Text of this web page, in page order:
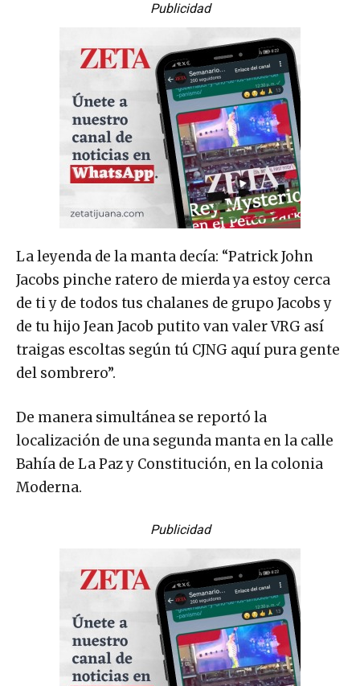
Publicidad
La leyenda de la manta decía: “Patrick John
Jacobs pinche ratero de mierda ya estoy cerca
de ti y de todos tus chalanes de grupo Jacobs y
de tu hijo Jean Jacob putito van valer VRG así
traigas escoltas según tú CJNG aquí pura gente
del sombrero”.
De manera simultánea se reportó la
localización de una segunda manta en la calle
Bahía de La Paz y Constitución, en la colonia
Moderna.
Publicidad